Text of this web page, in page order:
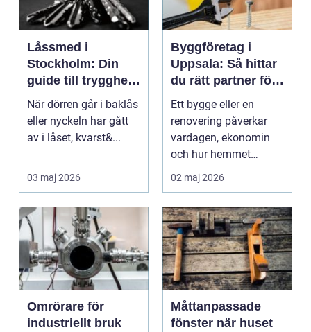
Låssmed i
Stockholm: Din
guide till trygghet
och säkerhet
När dörren går i baklås
eller nyckeln har gått
av i låset, kvarst&...
03 maj 2026
Byggföretag i
Uppsala: Så hittar
du rätt partner för
ditt projekt
Ett bygge eller en
renovering påverkar
vardagen, ekonomin
och hur hemmet
fungerar under l&arin...
02 maj 2026
Omrörare för
industriellt bruk
Måttanpassade
fönster när huset